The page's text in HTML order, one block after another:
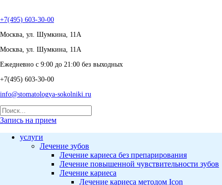
+7(495) 603-30-00
Москва, ул. Шумкина, 11А
Москва, ул. Шумкина, 11А
Ежедневно с 9:00 до 21:00 без выходных
+7(495) 603-30-00
info@stomatologya-sokolniki.ru
Запись на прием
услуги
Лечение зубов
Лечение кариеса без препарирования
Лечение повышенной чувствительности зубов
Лечение кариеса
Лечение кариеса методом Icon